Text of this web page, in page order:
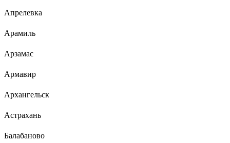
Апрелевка
Арамиль
Арзамас
Армавир
Архангельск
Астрахань
Балабаново